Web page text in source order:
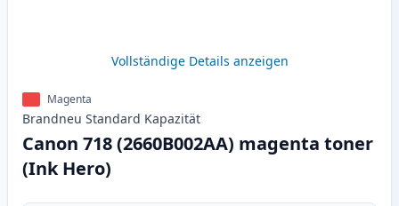
Vollständige Details anzeigen
Magenta
Brandneu Standard Kapazität
Canon 718 (2660B002AA) magenta toner
(Ink Hero)